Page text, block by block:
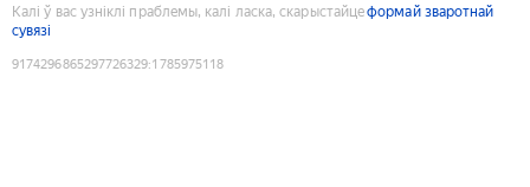
Калі ў вас узніклі праблемы, калі ласка, скарыстайцеформай зваротнай
сувязі
9174296865297726329:1785975118